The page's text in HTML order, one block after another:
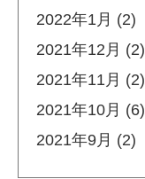
2022年1月 (2)
2021年12月 (2)
2021年11月 (2)
2021年10月 (6)
2021年9月 (2)